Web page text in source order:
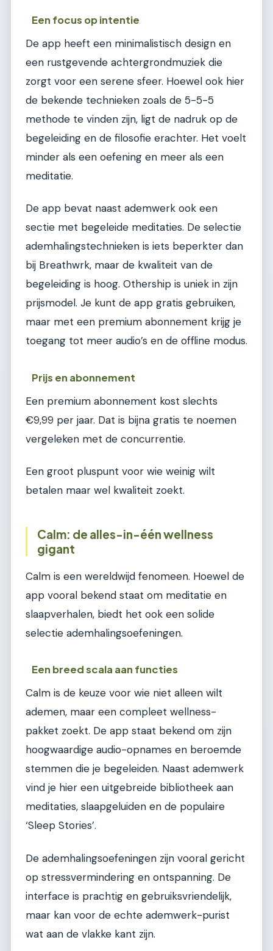
Een focus op intentie
De app heeft een minimalistisch design en
een rustgevende achtergrondmuziek die
zorgt voor een serene sfeer. Hoewel ook hier
de bekende technieken zoals de 5-5-5
methode te vinden zijn, ligt de nadruk op de
begeleiding en de filosofie erachter. Het voelt
minder als een oefening en meer als een
meditatie.
De app bevat naast ademwerk ook een
sectie met begeleide meditaties. De selectie
ademhalingstechnieken is iets beperkter dan
bij Breathwrk, maar de kwaliteit van de
begeleiding is hoog. Othership is uniek in zijn
prijsmodel. Je kunt de app gratis gebruiken,
maar met een premium abonnement krijg je
toegang tot meer audio’s en de offline modus.
Prijs en abonnement
Een premium abonnement kost slechts
€9,99 per jaar. Dat is bijna gratis te noemen
vergeleken met de concurrentie.
Een groot pluspunt voor wie weinig wilt
betalen maar wel kwaliteit zoekt.
Calm: de alles-in-één wellness
gigant
Calm is een wereldwijd fenomeen. Hoewel de
app vooral bekend staat om meditatie en
slaapverhalen, biedt het ook een solide
selectie ademhalingsoefeningen.
Een breed scala aan functies
Calm is de keuze voor wie niet alleen wilt
ademen, maar een compleet wellness-
pakket zoekt. De app staat bekend om zijn
hoogwaardige audio-opnames en beroemde
stemmen die je begeleiden. Naast ademwerk
vind je hier een uitgebreide bibliotheek aan
meditaties, slaapgeluiden en de populaire
‘Sleep Stories’.
De ademhalingsoefeningen zijn vooral gericht
op stressvermindering en ontspanning. De
interface is prachtig en gebruiksvriendelijk,
maar kan voor de echte ademwerk-purist
wat aan de vlakke kant zijn.